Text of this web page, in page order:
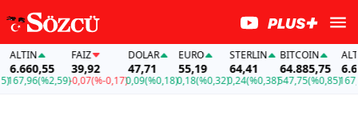
(%2,59)
FAİZ
39,92
-0,07(%-0,17)
DOLAR
47,71
0,09(%0,18)
EURO
55,19
0,18(%0,32)
STERLIN
64,41
0,24(%0,38)
BITCOIN
64.885,75
547,75(%0,85)
ALTIN
167,96